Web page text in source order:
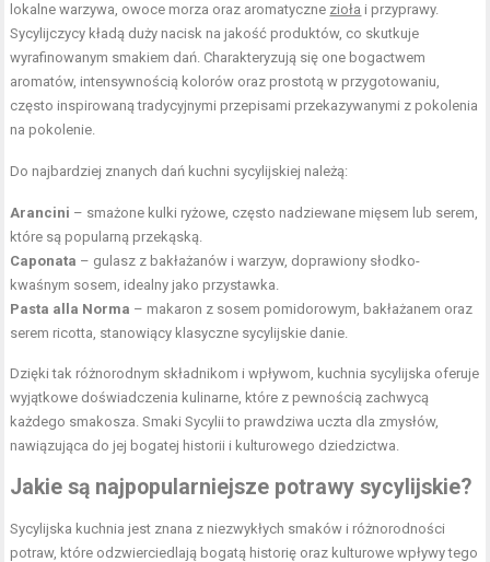
lokalne warzywa, owoce morza oraz aromatyczne zioła i przyprawy.
Sycylijczycy kładą duży nacisk na jakość produktów, co skutkuje
wyrafinowanym smakiem dań. Charakteryzują się one bogactwem
aromatów, intensywnością kolorów oraz prostotą w przygotowaniu,
często inspirowaną tradycyjnymi przepisami przekazywanymi z pokolenia
na pokolenie.
Do najbardziej znanych dań kuchni sycylijskiej należą:
Arancini – smażone kulki ryżowe, często nadziewane mięsem lub serem,
które są popularną przekąską.
Caponata – gulasz z bakłażanów i warzyw, doprawiony słodko-
kwaśnym sosem, idealny jako przystawka.
Pasta alla Norma – makaron z sosem pomidorowym, bakłażanem oraz
serem ricotta, stanowiący klasyczne sycylijskie danie.
Dzięki tak różnorodnym składnikom i wpływom, kuchnia sycylijska oferuje
wyjątkowe doświadczenia kulinarne, które z pewnością zachwycą
każdego smakosza. Smaki Sycylii to prawdziwa uczta dla zmysłów,
nawiązująca do jej bogatej historii i kulturowego dziedzictwa.
Jakie są najpopularniejsze potrawy sycylijskie?
Sycylijska kuchnia jest znana z niezwykłych smaków i różnorodności
potraw, które odzwierciedlają bogatą historię oraz kulturowe wpływy tego